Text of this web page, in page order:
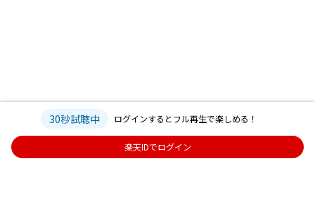
30秒試聴中 ログインするとフル再生で楽しめる！
楽天IDでログイン